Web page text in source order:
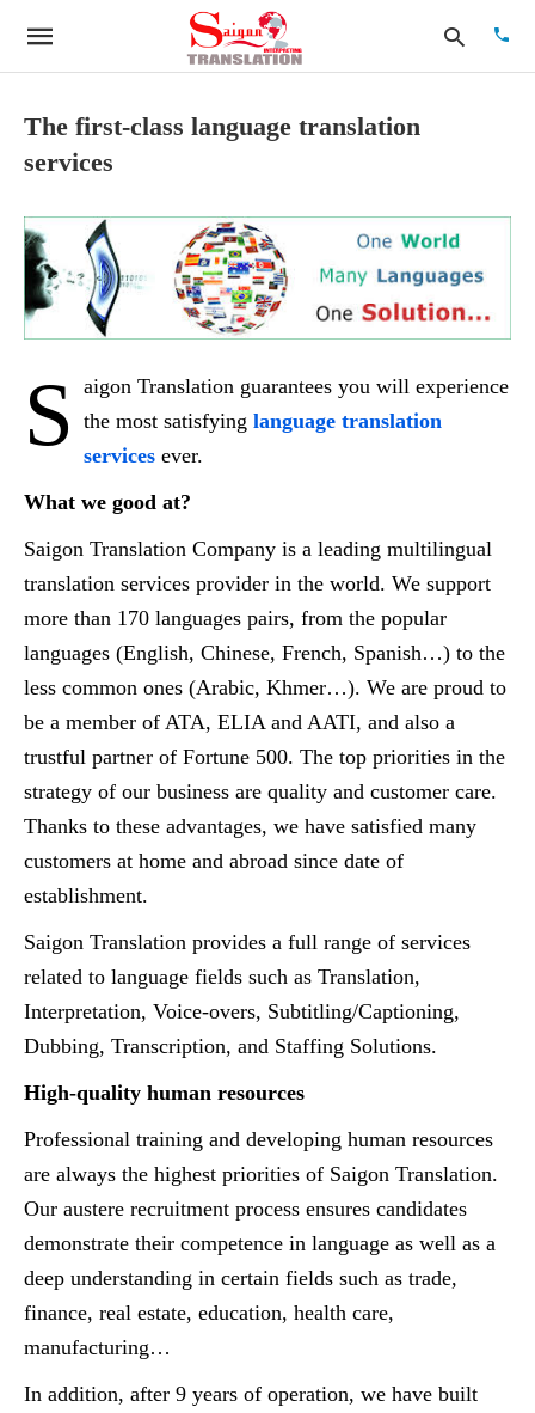
The first-class language translation
services
S
aigon Translation guarantees you will experience
the most satisfying language translation
services ever.
What we good at?
Saigon Translation Company is a leading multilingual
translation services provider in the world. We support
more than 170 languages pairs, from the popular
languages (English, Chinese, French, Spanish…) to the
less common ones (Arabic, Khmer…). We are proud to
be a member of ATA, ELIA and AATI, and also a
trustful partner of Fortune 500. The top priorities in the
strategy of our business are quality and customer care.
Thanks to these advantages, we have satisfied many
customers at home and abroad since date of
establishment.
Saigon Translation provides a full range of services
related to language fields such as Translation,
Interpretation, Voice-overs, Subtitling/Captioning,
Dubbing, Transcription, and Staffing Solutions.
High-quality human resources
Professional training and developing human resources
are always the highest priorities of Saigon Translation.
Our austere recruitment process ensures candidates
demonstrate their competence in language as well as a
deep understanding in certain fields such as trade,
finance, real estate, education, health care,
manufacturing…
In addition, after 9 years of operation, we have built